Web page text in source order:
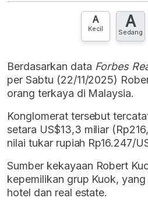
Hubungi sekarang »
A
Kecil A
Sedang
Berdasarkan data Forbes
per Sabtu (22/11/2025)
orang terkaya di Malaysia.
Konglomerat tersebut
setara US$13,3 miliar
nilai tukar rupiah Rp16.247/
Sumber kekayaan Robert
kepemilikan grup Kuok,
hotel dan real estate.